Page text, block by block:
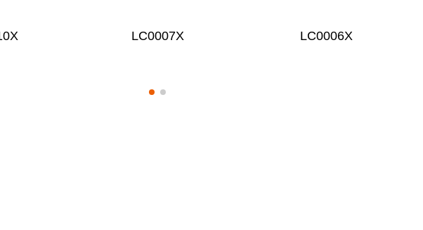
LC0007X LC0006X